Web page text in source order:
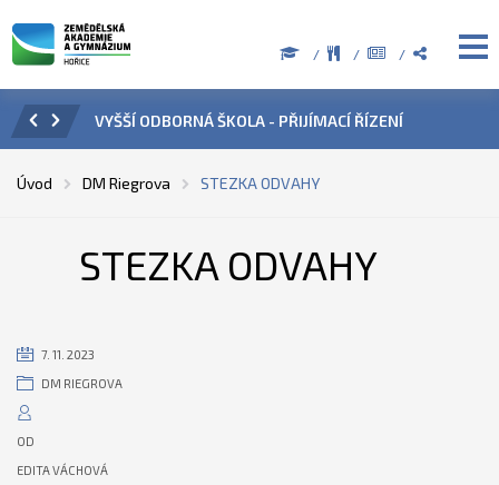
ÚŘEDNÍ HODINY V OBDOBÍ LETNÍCH PRÁZDNIN
Úvod DM Riegrova STEZKA ODVAHY
STEZKA ODVAHY
7. 11. 2023
DM RIEGROVA
OD
EDITA VÁCHOVÁ